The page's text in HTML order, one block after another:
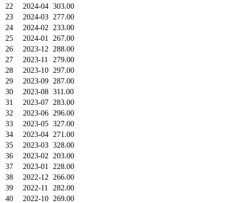
22
2024-04 303.00
23
2024-03 277.00
24
2024-02
233.00
25
2024-01
267.00
26
2023-12
288.00
27
2023-11
279.00
28
2023-10 297.00
29
2023-09 287.00
30
2023-08 311.00
31
2023-07 283.00
32
2023-06 296.00
33
2023-05 327.00
34
2023-04 271.00
35
2023-03 328.00
36
2023-02
203.00
37
2023-01
228.00
38
2022-12
266.00
39
2022-11
282.00
40
2022-10 269.00